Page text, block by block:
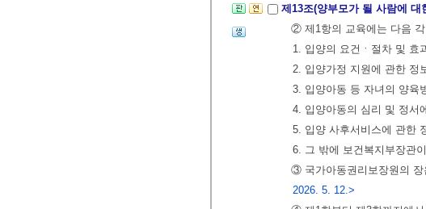
제13조(양부모가 될 사람에 대
② 제1항의 교육에는 다음
1. 입양의 요건ㆍ절차 및 효
2. 입양가정 지원에 관한 정
3. 입양아동 등 자녀의 양육
4. 입양아동의 심리 및 정서
5. 입양 사후서비스에 관한
6. 그 밖에 보건복지부장관
③ 국가아동권리보장원의 장
2026. 5. 12.>